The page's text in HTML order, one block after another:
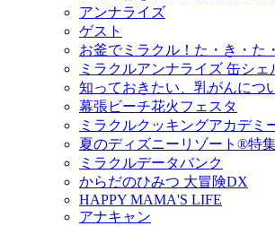
アンナライズ
ゲスト
お釜でミラクル！た・き・た
ミラクルアンナライズ 缶シェ
知っておきたい、乳がんにつ
幕張ビーチ花火フェスタ
ミラクルクッキングアカデミ
夏のディズニーリゾート®特
ミラクルデータバンク
からだのひみつ 大冒険DX
HAPPY MAMA'S LIFE
アナキャン